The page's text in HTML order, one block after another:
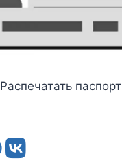
Распечатать паспорт